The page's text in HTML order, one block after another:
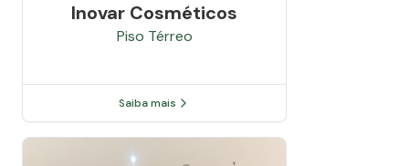
Inovar Cosméticos
Piso Térreo
Saiba mais